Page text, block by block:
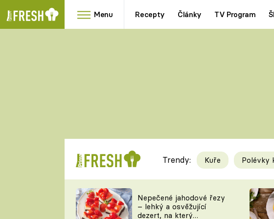
Menu Recepty Články TV Program
RYCHLOVKY
Videorecepty
TEĎ VAŘÍ ŠÉF!
Trendy: Kuře Polévky
Nepečené jahodové řezy
– lehký a osvěžující
dezert, na který